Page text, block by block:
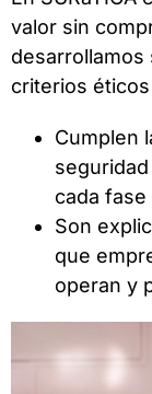
valor sin
desarrollamos
criterios
Cumplen
cada
Son
que
operan y